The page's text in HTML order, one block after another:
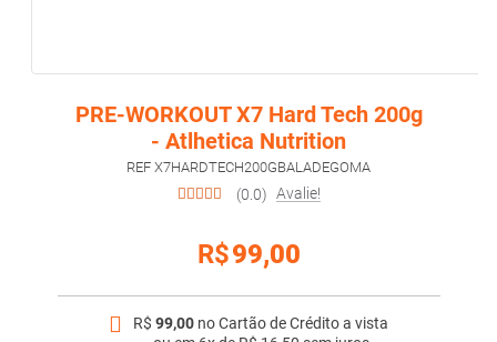
PRE-WORKOUT X7 Hard Tech 200g
- Atlhetica Nutrition
REF X7HARDTECH200GBALADEGOMA
(0.0) Avalie!
R$99,00
R$ 99,00 no Cartão de Crédito a vista